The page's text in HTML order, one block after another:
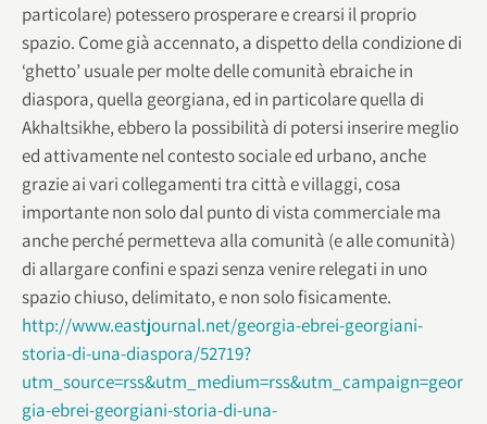
particolare) potessero prosperare e crearsi il proprio
spazio. Come già accennato, a dispetto della condizione di
‘ghetto’ usuale per molte delle comunità ebraiche in
diaspora, quella georgiana, ed in particolare quella di
Akhaltsikhe, ebbero la possibilità di potersi inserire meglio
ed attivamente nel contesto sociale ed urbano, anche
grazie ai vari collegamenti tra città e villaggi, cosa
importante non solo dal punto di vista commerciale ma
anche perché permetteva alla comunità (e alle comunità)
di allargare confini e spazi senza venire relegati in uno
spazio chiuso, delimitato, e non solo fisicamente.
http://www.eastjournal.net/georgia-ebrei-georgiani-
storia-di-una-diaspora/52719?
utm_source=rss&utm_medium=rss&utm_campaign=geor
gia-ebrei-georgiani-storia-di-una-